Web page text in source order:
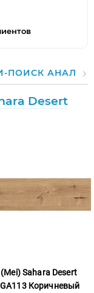
ПОИСК
Desert
Sahara Desert
Коричневый